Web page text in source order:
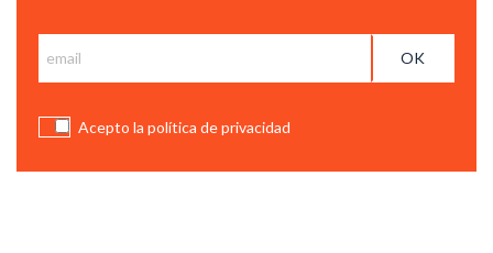
LAS 30 PROMESAS DE EXPANSIÓN 2014: SEBASTIÁN
Acepto la política de privacidad